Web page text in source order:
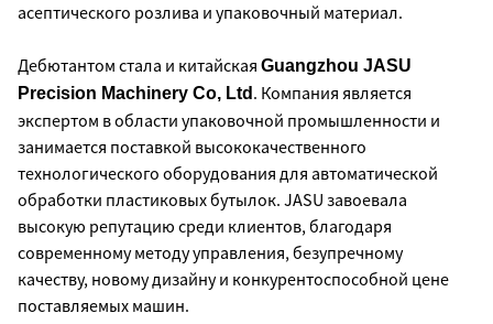
асептического розлива и упаковочный материал.
Дебютантом стала и китайская Guangzhou JASU
Precision Machinery Co, Ltd . Компания является
экспертом в области упаковочной промышленности и
занимается поставкой высококачественного
технологического оборудования для автоматической
обработки пластиковых бутылок. JASU завоевала
высокую репутацию среди клиентов, благодаря
современному методу управления, безупречному
качеству, новому дизайну и конкурентоспособной цене
поставляемых машин.